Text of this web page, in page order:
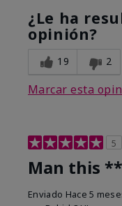
¿Le ha
opinión?
19 2
Marcar esta
5
Man this
Enviado Hace 5